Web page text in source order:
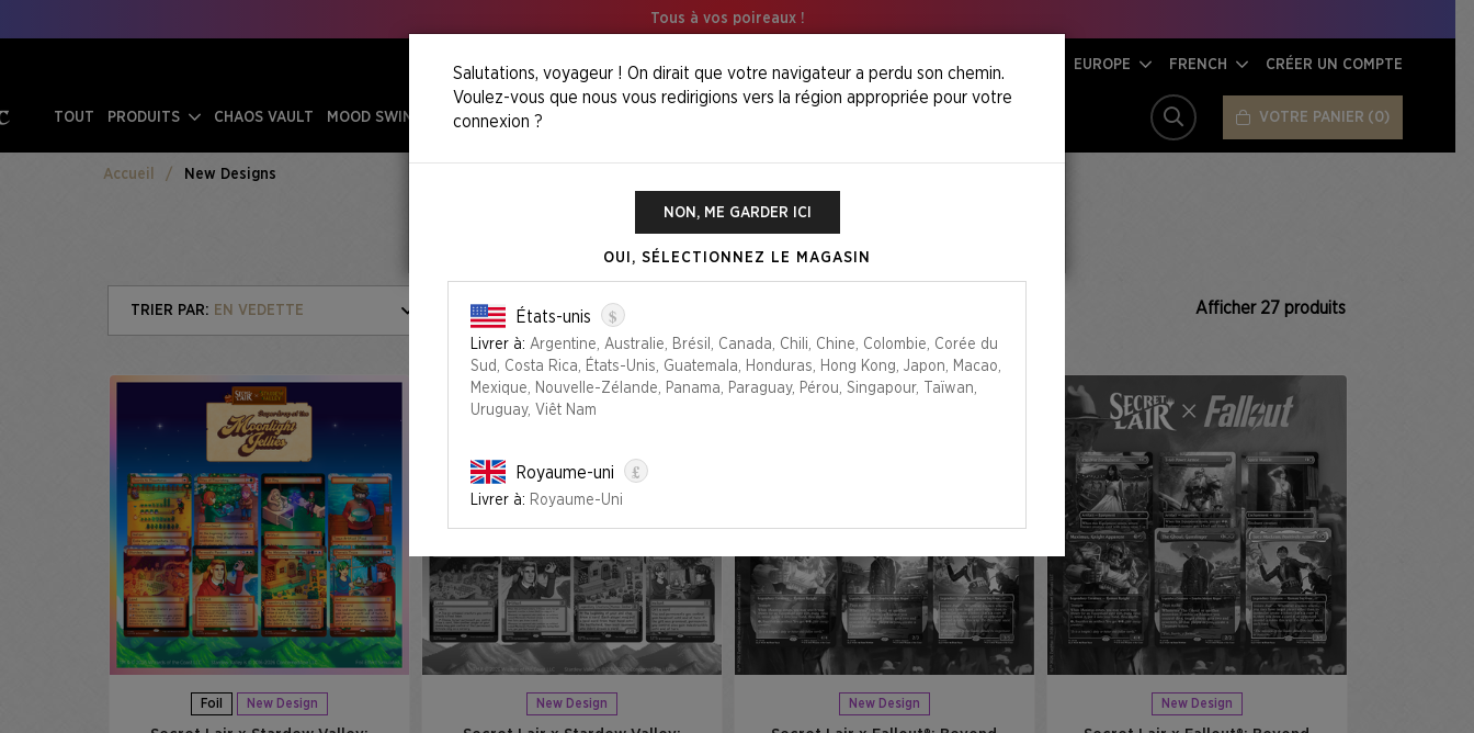
Tous à vos poireaux !
EUROPE FRENCH CRÉER UN COMPTE
TOUT PRODUITS CHAOS VAULT MOOD SWINGS RECHERCHER VOTRE PANIER 0
Accueil New Designs
New Designs
FILTRES (0)
EN VEDETTE Afficher 27produits
Foil New Design New Design New Design New Design
Salutations, voyageur ! On dirait que votre navigateur a perdu son chemin.
Voulez-vous que nous vous redirigions vers la région appropriée pour votre
connexion ?
NON, ME GARDER ICI
OUI, SÉLECTIONNEZ LE MAGASIN
États-unis $
Livrer à: Argentine, Australie, Brésil, Canada, Chili, Chine, Colombie, Corée du
Sud, Costa Rica, États-Unis, Guatemala, Honduras, Hong Kong, Japon, Macao,
Mexique, Nouvelle-Zélande, Panama, Paraguay, Pérou, Singapour, Taïwan,
Uruguay, Viêt Nam
Royaume-uni £
Livrer à: Royaume-Uni